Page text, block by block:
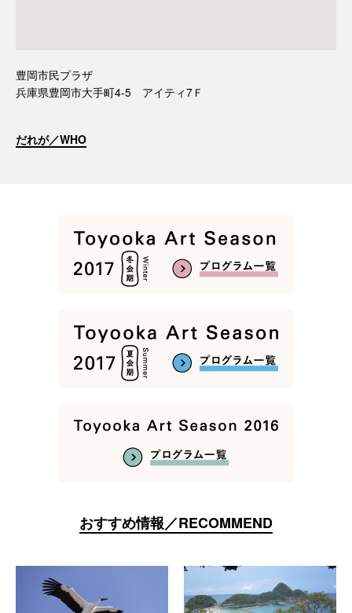
豊岡市民プラザ
兵庫県豊岡市大手町4-5 アイティ7Ｆ
だれが／WHO
おすすめ情報／RECOMMEND